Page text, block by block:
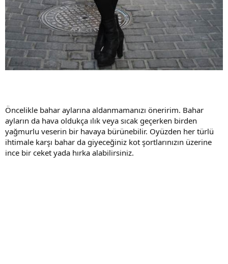
Öncelikle bahar aylarına aldanmamanızı öneririm. Bahar
ayların da hava oldukça ılık veya sıcak geçerken birden
yağmurlu veserin bir havaya bürünebilir. Oyüzden her türlü
ihtimale karşı bahar da giyeceğiniz kot şortlarınızın üzerine
ince bir ceket yada hırka alabilirsiniz.